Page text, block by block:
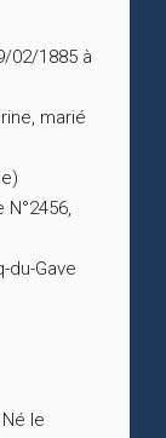
02/1885 à
marié
du-Gave
le